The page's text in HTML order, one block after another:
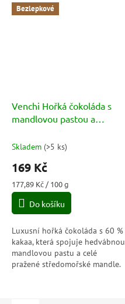
Bezlepkové
Venchi Hořká čokoláda s
mandlovou pastou a
(Mandorlata Fondente)
Skladem (>5 ks)
169 Kč
Měrná
cena:
177,89 Kč / 100 g
Do košíku
Luxusní hořká čokoláda s 60 %
kakaa, která spojuje hedvábnou
mandlovou pastu a celé
pražené středomořské mandle.